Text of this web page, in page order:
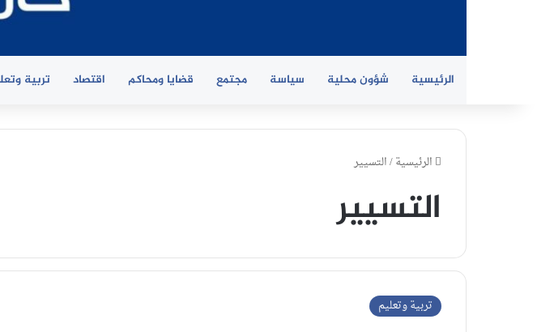
الرئيسية شؤون محلية سياسة مجتمع قضايا ومحاكم اقتصاد تربية
الرئيسية/التسيير
التسيير
تربية وتعليم